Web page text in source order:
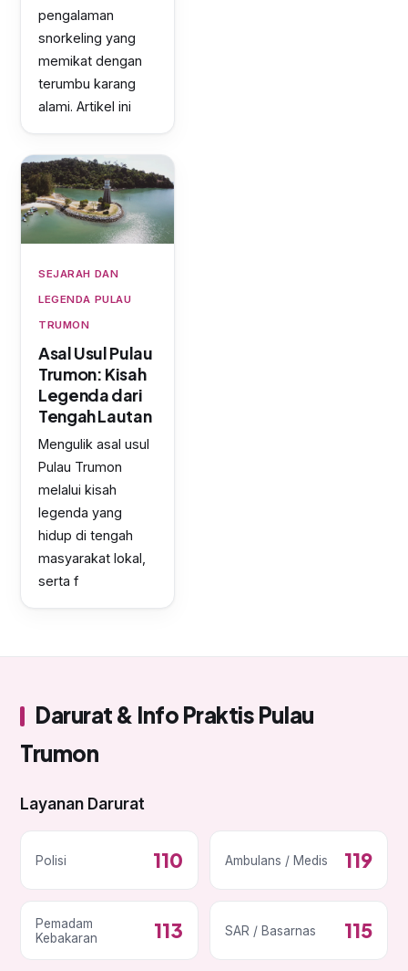
pengalaman
snorkeling yang
memikat dengan
terumbu karang
alami. Artikel ini
SEJARAH DAN
LEGENDA PULAU
TRUMON
Asal Usul Pulau
Trumon: Kisah
Legenda dari
Tengah Lautan
Mengulik asal usul
Pulau Trumon
melalui kisah
legenda yang
hidup di tengah
masyarakat lokal,
serta f
Darurat & Info Praktis Pulau
Trumon
Layanan Darurat
Polisi 110 Ambulans / Medis 119
Pemadam
Kebakaran
113 SAR / Basarnas 115